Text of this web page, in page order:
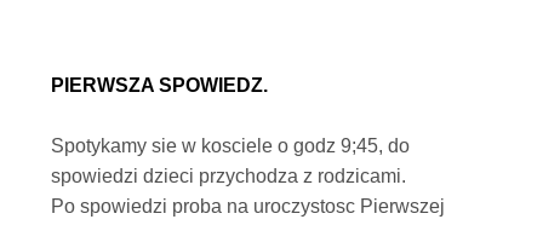
PIERWSZA SPOWIEDZ.
Spotykamy sie w kosciele o godz 9;45, do
spowiedzi dzieci przychodza z rodzicami.
Po spowiedzi proba na uroczystosc Pierwszej